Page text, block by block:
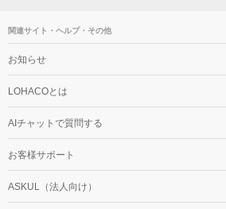
関連サイト・ヘルプ・その他
お知らせ
LOHACOとは
AIチャットで質問する
お客様サポート
ASKUL（法人向け）